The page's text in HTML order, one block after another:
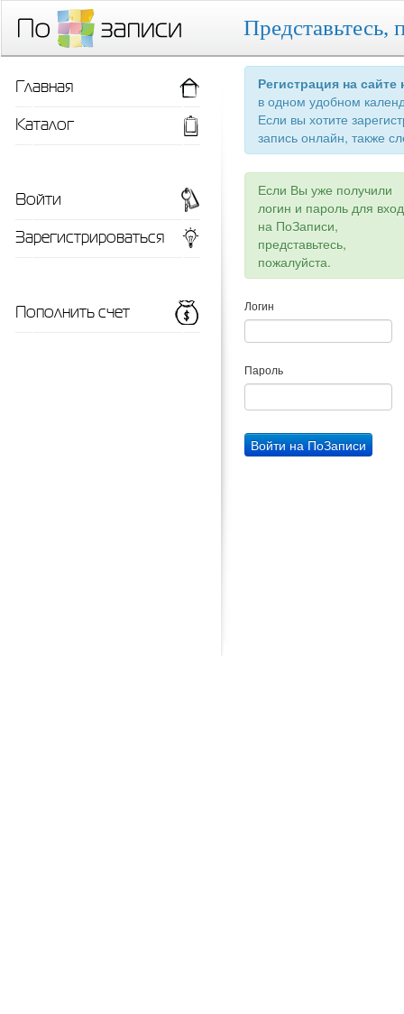
Представьтесь,
Регистрация на
в одном удобном
Если вы хотите
запись онлайн, также
Если Вы уже получили
логин и пароль для
на ПоЗаписи,
представьтесь,
пожалуйста.
Логин
Пароль
Главная
Каталог
Войти
Зарегистрироваться
Пополнить счет